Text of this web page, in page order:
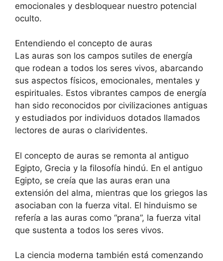
emocionales y desbloquear nuestro potencial
oculto.
Entendiendo el concepto de auras
Las auras son los campos sutiles de energía
que rodean a todos los seres vivos, abarcando
sus aspectos físicos, emocionales, mentales y
espirituales. Estos vibrantes campos de energía
han sido reconocidos por civilizaciones antiguas
y estudiados por individuos dotados llamados
lectores de auras o clarividentes.
El concepto de auras se remonta al antiguo
Egipto, Grecia y la filosofía hindú. En el antiguo
Egipto, se creía que las auras eran una
extensión del alma, mientras que los griegos las
asociaban con la fuerza vital. El hinduismo se
refería a las auras como “prana”, la fuerza vital
que sustenta a todos los seres vivos.
La ciencia moderna también está comenzando